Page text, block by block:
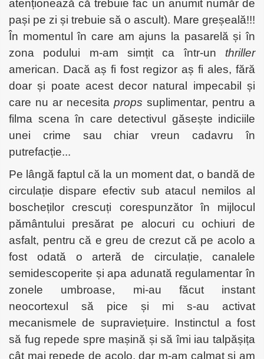
atenționează că trebuie fac un anumit număr de
pași pe zi și trebuie să o ascult). Mare greșeală!!!
În momentul în care am ajuns la pasarelă și în
zona podului m-am simțit ca într-un thriller
american. Dacă aș fi fost regizor aș fi ales, fără
doar și poate acest decor natural impecabil și
care nu ar necesita props suplimentar, pentru a
filma scena în care detectivul găsește indiciile
unei crime sau chiar vreun cadavru în
putrefacție...
Pe lângă faptul că la un moment dat, o bandă de
circulație dispare efectiv sub atacul nemilos al
boscheților crescuți corespunzător în mijlocul
pământului presărat pe alocuri cu ochiuri de
asfalt, pentru că e greu de crezut că pe acolo a
fost odată o arteră de circulație, canalele
semidescoperite și apa adunată regulamentar în
zonele umbroase, mi-au făcut instant
neocortexul să pice și mi s-au activat
mecanismele de supraviețuire. Instinctul a fost
să fug repede spre mașină și să îmi iau talpășița
cât mai repede de acolo, dar m-am calmat și am